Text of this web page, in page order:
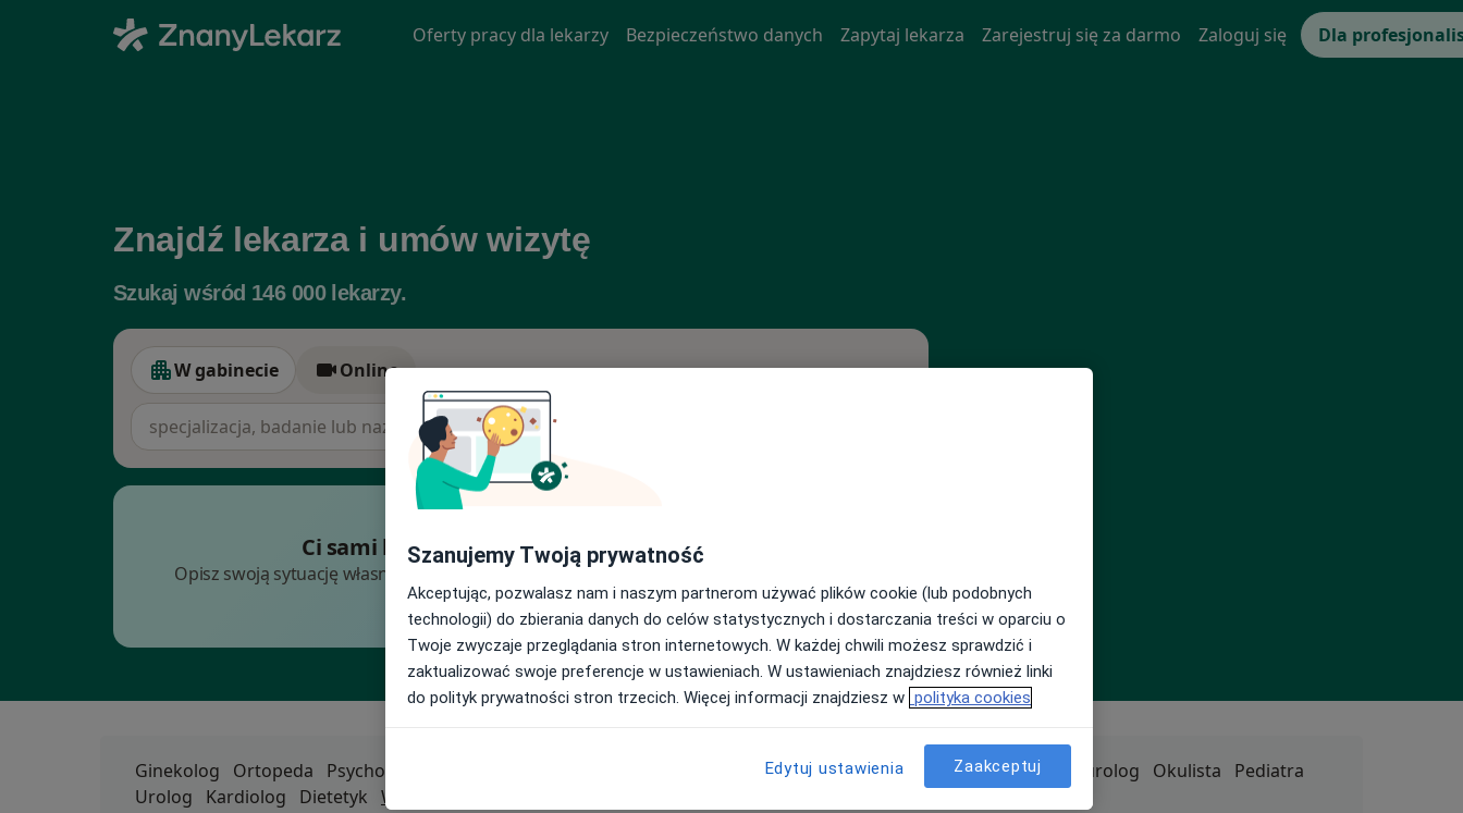
Oferty pracy dla lekarzy Bezpieczeństwo danych Zapytaj lekarza Zarejestruj się za darmo Zaloguj się Dla
Znajdź lekarza i umów wizytę
Szukaj wśród 146 000 lekarzy.
W gabinecie
W gabinecie Online
Online
specjalizacja, badanie lub nazwiskomiasto lub dzielnica
Ci sami lekarze. Trafniejsze wyszukiwanie.
Opisz swoją sytuację własnymi słowami. Nova znajdzie lekarzy, którzy naprawdę pasują.
Testuj betę
Ginekolog Ortopeda Psycholog Chirurg Laryngolog Fizjoterapeuta Neurolog Okulista
Pediatra
Urolog
Kardiolog Dietetyk Więcej
Szanujemy Twoją prywatność
Akceptując, pozwalasz nam i naszym partnerom używać plików cookie (lub podobnych
technologii) do zbierania danych do celów statystycznych i dostarczania treści w oparciu o
Twoje zwyczaje przeglądania stron internetowych. W każdej chwili możesz sprawdzić i
zaktualizować swoje preferencje w ustawieniach. W ustawieniach znajdziesz również linki
do polityk prywatności stron trzecich. Więcej informacji znajdziesz w polityka cookies
Edytuj ustawienia Zaakceptuj